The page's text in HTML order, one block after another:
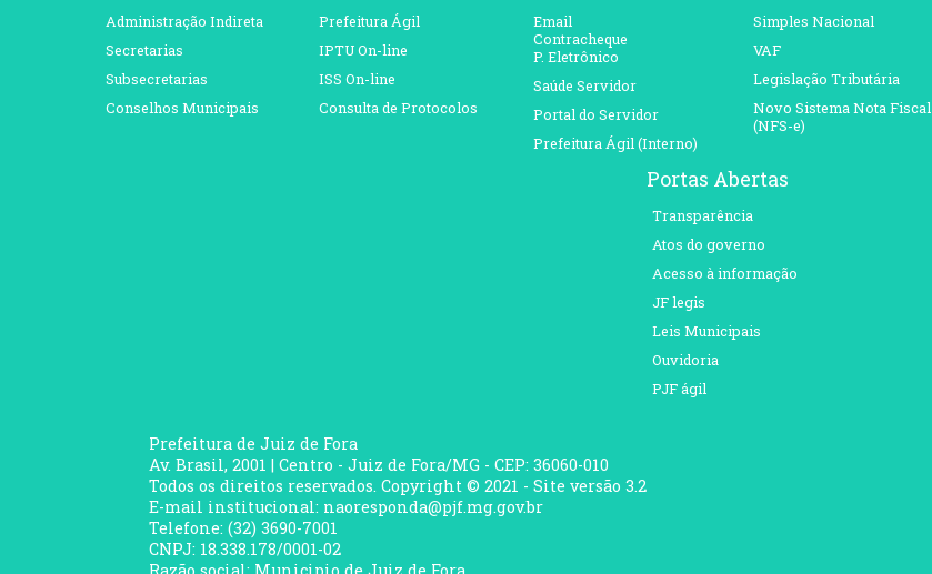
Administração Indireta
Secretarias
Subsecretarias
Conselhos Municipais
Prefeitura Ágil
IPTU On-line
ISS On-line
Consulta de Protocolos
Email
Contracheque
P. Eletrônico
Saúde Servidor
Portal do Servidor
Prefeitura Ágil (Interno)
Simples Nacional
VAF
Legislação Tributária
Novo Sistema Nota Fiscal
(NFS-e)
Portas Abertas
Transparência
Atos do governo
Acesso à informação
JF legis
Leis Municipais
Ouvidoria
PJF ágil
Prefeitura de Juiz de Fora
Av. Brasil, 2001 | Centro - Juiz de Fora/MG - CEP: 36060-010
Todos os direitos reservados. Copyright © 2021 - Site versão 3.2
E-mail institucional: naoresponda@pjf.mg.gov.br
Telefone: (32) 3690-7001
CNPJ: 18.338.178/0001-02